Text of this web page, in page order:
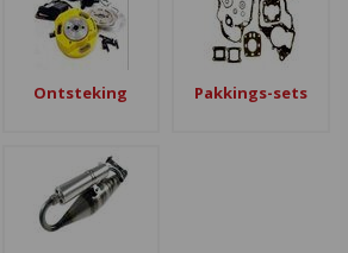
Ontsteking Pakkings-sets